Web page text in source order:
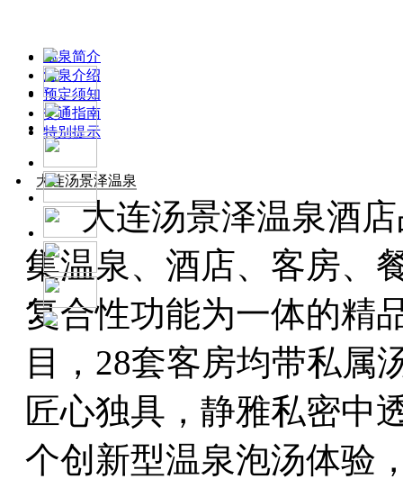
温泉简介
温泉介绍
预定须知
交通指南
特别提示
大连汤景泽温泉
大连汤景泽温泉酒店
集温泉、酒店、客房、
复合性功能为一体的精
目，28套客房均带私属
匠心独具，静雅私密中
个创新型温泉泡汤体验